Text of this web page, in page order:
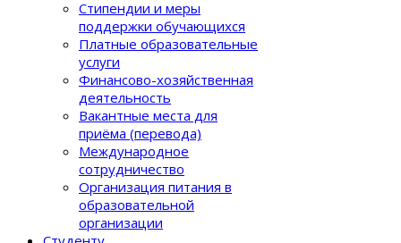
Стипендии и меры
поддержки обучающихся
Платные образовательные
услуги
Финансово-хозяйственная
деятельность
Вакантные места для
приёма (перевода)
Международное
сотрудничество
Организация питания в
образовательной
организации